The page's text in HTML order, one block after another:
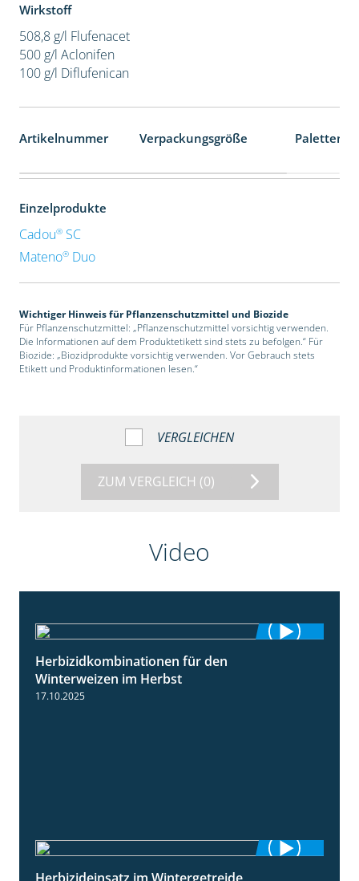
Wirkstoff
508,8 g/l Flufenacet
500 g/l Aclonifen
100 g/l Diflufenican
Artikelnummer Verpackungsgröße
Einzelprodukte
Cadou®SC
Mateno®Duo
Wichtiger Hinweis für Pflanzenschutzmittel und Biozide
Für Pflanzenschutzmittel: „Pflanzenschutzmittel vorsichtig verwenden.
Die Informationen auf dem Produktetikett sind stets zu befolgen.“ Für
Biozide: „Biozidprodukte vorsichtig verwenden. Vor Gebrauch stets
Etikett und Produktinformationen lesen.“
VERGLEICHEN
ZUM VERGLEICH (0)
Video
Herbizidkombinationen für den
Winterweizen im Herbst
17.10.2025